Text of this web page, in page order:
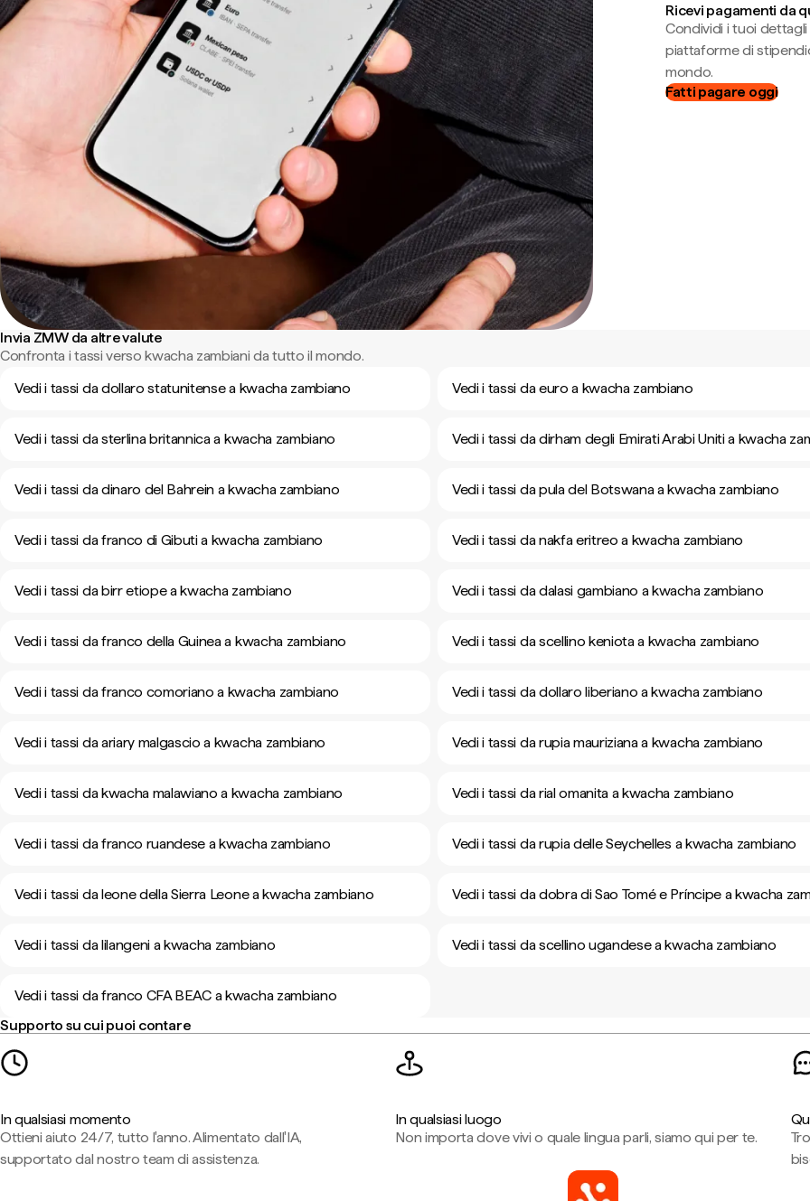
Ricevi pagamenti da
Condividi i tuoi dettagli
piattaforme di
mondo.
Fatti pagare oggi
Invia ZMW da altre valute
Confronta i tassi verso kwacha zambiani da tutto il mondo.
Vedi i tassi da dollaro statunitense a kwacha zambiano
Vedi i tassi da euro a kwacha zambiano
Vedi i tassi da sterlina britannica a kwacha zambiano Vedi i tassi da dirham degli Emirati Arabi Uniti a kwacha
Vedi i tassi da dinaro del Bahrein a kwacha zambiano Vedi i tassi da pula del Botswana a kwacha zambiano
Vedi i tassi da franco di Gibuti a kwacha zambiano Vedi i tassi da nakfa eritreo a kwacha zambiano
Vedi i tassi da birr etiope a kwacha zambiano Vedi i tassi da dalasi gambiano a kwacha zambiano
Vedi i tassi da franco della Guinea a kwacha zambiano Vedi i tassi da scellino keniota a kwacha zambiano
Vedi i tassi da franco comoriano a kwacha zambiano Vedi i tassi da dollaro liberiano a kwacha zambiano
Vedi i tassi da ariary malgascio a kwacha zambiano Vedi i tassi da rupia mauriziana a kwacha zambiano
Vedi i tassi da kwacha malawiano a kwacha zambiano Vedi i tassi da rial omanita a kwacha zambiano
Vedi i tassi da franco ruandese a kwacha zambiano Vedi i tassi da rupia delle Seychelles a kwacha zambiano
Vedi i tassi da leone della Sierra Leone a kwacha zambiano Vedi i tassi da dobra di Sao Tomé e Príncipe a kwacha
Vedi i tassi da lilangeni a kwacha zambiano Vedi i tassi da scellino ugandese a kwacha zambiano
Vedi i tassi da franco CFA BEAC a kwacha zambiano
Supporto su cui puoi contare
In qualsiasi momento
Ottieni aiuto 24/7, tutto l'anno. Alimentato dall'IA,
supportato dal nostro team di assistenza.
In qualsiasi luogo
Non importa dove vivi o quale lingua parli, siamo qui per te.